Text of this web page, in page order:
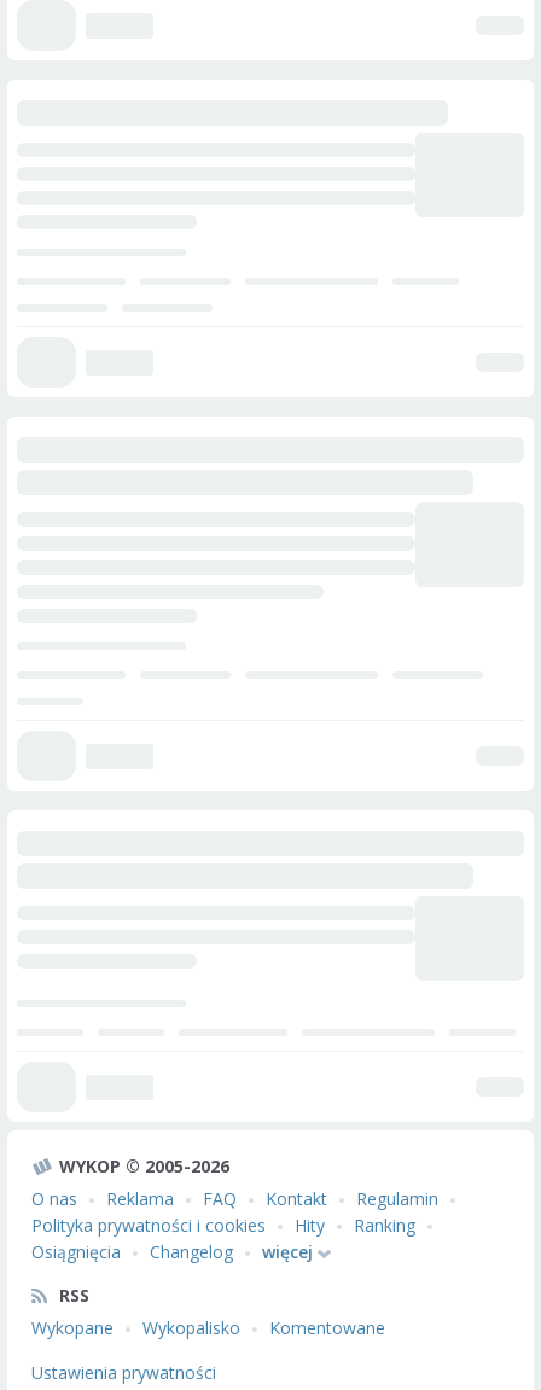
WYKOP © 2005-2026
O nas
Reklama FAQ Kontakt
Regulamin
Polityka prywatności i cookies
Hity
Ranking
Osiągnięcia
Changelog
więcej
RSS
Wykopane
Wykopalisko
Komentowane
Ustawienia prywatności